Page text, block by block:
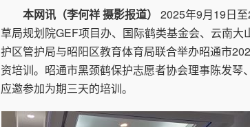
本网讯 （李何祥 摄影报道）
2025年9月19日
草局规划院GEF项目办、国际鹤类基金会、云南大
护区管护局与昭阳区教育体育局联合举办昭通市
资培训。昭通市黑颈鹤保护志愿者协会理事陈发琴
应邀参加为期三天的培训。